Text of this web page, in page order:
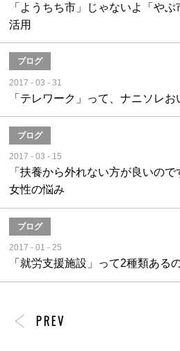
「ようちち市」じゃないよ「や
活用
ブログ
2017 - 03 - 31
「テレワーク」って、ナニソレお
ブログ
2017 - 03 - 15
「扶養から外れない方が良いの
女性の悩み
ブログ
2017 - 01 - 25
「就労支援施設」って2種類ある
PREV